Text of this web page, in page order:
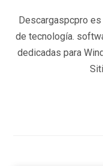
Descargaspcpro
de tecnología.
dedicadas para